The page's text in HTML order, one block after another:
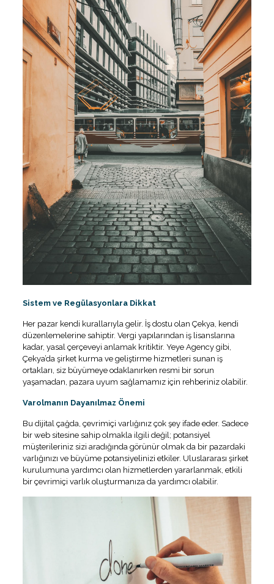
Sistem ve Regülasyonlara Dikkat
Her pazar kendi kurallarıyla gelir. İş dostu olan Çekya, kendi
düzenlemelerine sahiptir. Vergi yapılarından iş lisanslarına
kadar, yasal çerçeveyi anlamak kritiktir. Yeye Agency gibi,
Çekya’da şirket kurma ve geliştirme hizmetleri sunan iş
ortakları, siz büyümeye odaklanırken resmi bir sorun
yaşamadan, pazara uyum sağlamamız için rehberiniz olabilir.
Varolmanın Dayanılmaz Önemi
Bu dijital çağda, çevrimiçi varlığınız çok şey ifade eder. Sadece
bir web sitesine sahip olmakla ilgili değil; potansiyel
müşterileriniz sizi aradığında görünür olmak da bir pazardaki
varlığınızı ve büyüme potansiyelinizi etkiler. Uluslararası şirket
kurulumuna yardımcı olan hizmetlerden yararlanmak, etkili
bir çevrimiçi varlık oluşturmanıza da yardımcı olabilir.